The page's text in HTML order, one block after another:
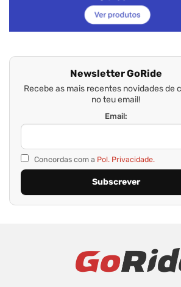
Newsletter GoRide
Recebe as mais recentes novidades de
no teu email!
Email:
Concordas com a Pol. Privacidade.